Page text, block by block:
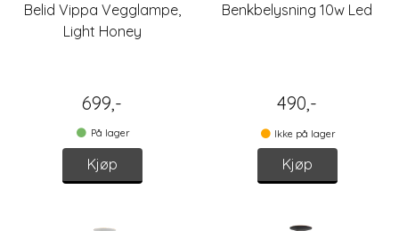
Belid Vippa Vegglampe,
Light Honey
699,-
På lager
Kjøp
Benkbelysning 10w Led
490,-
Ikke på lager
Kjøp